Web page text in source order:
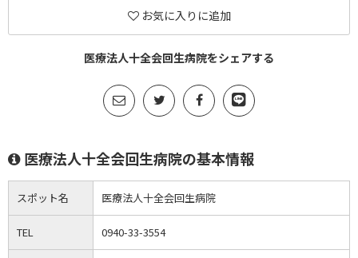
お気に入りに追加
医療法人十全会回生病院をシェアする
医療法人十全会回生病院の基本情報
スポット名 医療法人十全会回生病院
TEL 0940-33-3554